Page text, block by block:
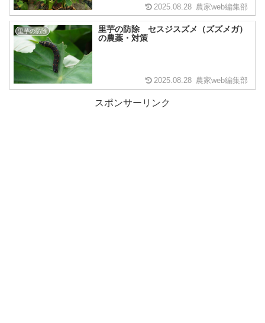
2025.08.28 農家web編集部
里芋の防除
里芋の防除 セスジスズメ（ズズメガ）
の農薬・対策
2025.08.28 農家web編集部
スポンサーリンク